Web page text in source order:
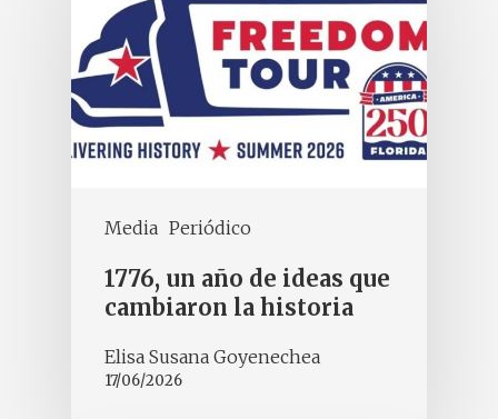
Media Periódico
1776, un año de ideas que
cambiaron la historia
Elisa Susana Goyenechea
17/06/2026